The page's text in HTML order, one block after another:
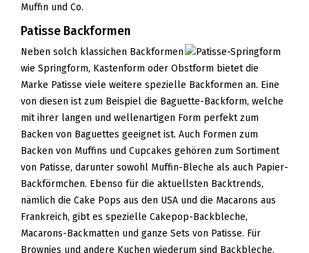
Muffin und Co.
Patisse Backformen
Neben solch klassichen Backformen
wie Springform, Kastenform oder Obstform bietet die
Marke Patisse viele weitere spezielle Backformen an. Eine
von diesen ist zum Beispiel die Baguette-Backform, welche
mit ihrer langen und wellenartigen Form perfekt zum
Backen von Baguettes geeignet ist. Auch Formen zum
Backen von Muffins und Cupcakes gehören zum Sortiment
von Patisse, darunter sowohl Muffin-Bleche als auch Papier-
Backförmchen. Ebenso für die aktuellsten Backtrends,
nämlich die Cake Pops aus den USA und die Macarons aus
Frankreich, gibt es spezielle Cakepop-Backbleche,
Macarons-Backmatten und ganze Sets von Patisse. Für
Brownies und andere Kuchen wiederum sind Backbleche,